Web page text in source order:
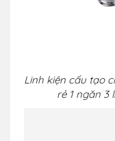
Linh kiện cấu tạo
rẻ 1 ngăn 3